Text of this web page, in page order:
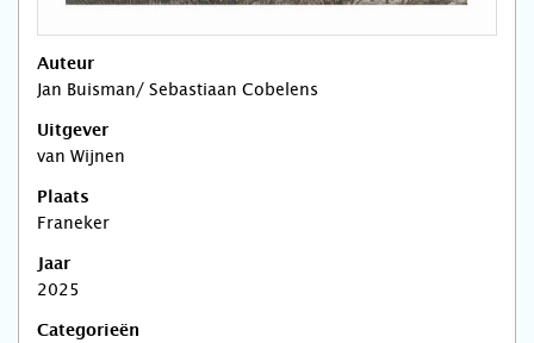
Auteur
Jan Buisman/ Sebastiaan Cobelens
Uitgever
van Wijnen
Plaats
Franeker
Jaar
2025
Categorieën